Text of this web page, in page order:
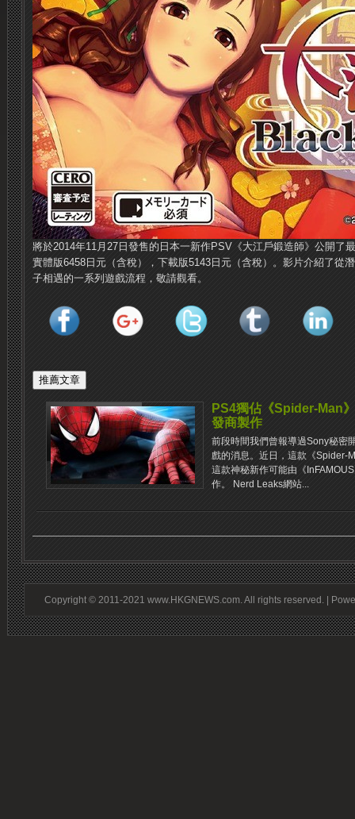
將於2014年11月27日發售的日本一新作PSV《大江戶鍛造師》公開了
實體版6458日元（含稅），下載版5143日元（含稅）。影片介紹了從
子相遇的一系列遊戲流程，敬請觀看。
PS4獨佔《Spider-Man
發商製作
前段時間我們曾報導過Sony秘密
戲的消息。近日，這款《Spider-
這款神秘新作可能由《
作。 Nerd Leaks網站...
Copyright © 2011-2021 www.HKGNEWS.com. All rights reserved. |